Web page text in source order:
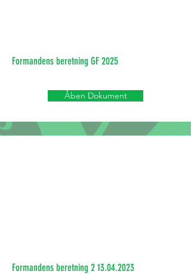
Formandens beretning GF 2025
Åben Dokument
Formandens beretning 2 13.04.2023